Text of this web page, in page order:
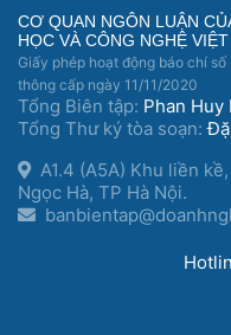
CƠ QUAN NGÔN LUẬN
HỌC VÀ CÔNG NGHỆ
Giấy phép hoạt động báo chí
thông cấp ngày 11/11/2020
Tổng Biên tập: Phan Huy
Tổng Thư ký tòa soạn:
A1.4 (A5A) Khu liền
Ngọc Hà, TP Hà Nội.